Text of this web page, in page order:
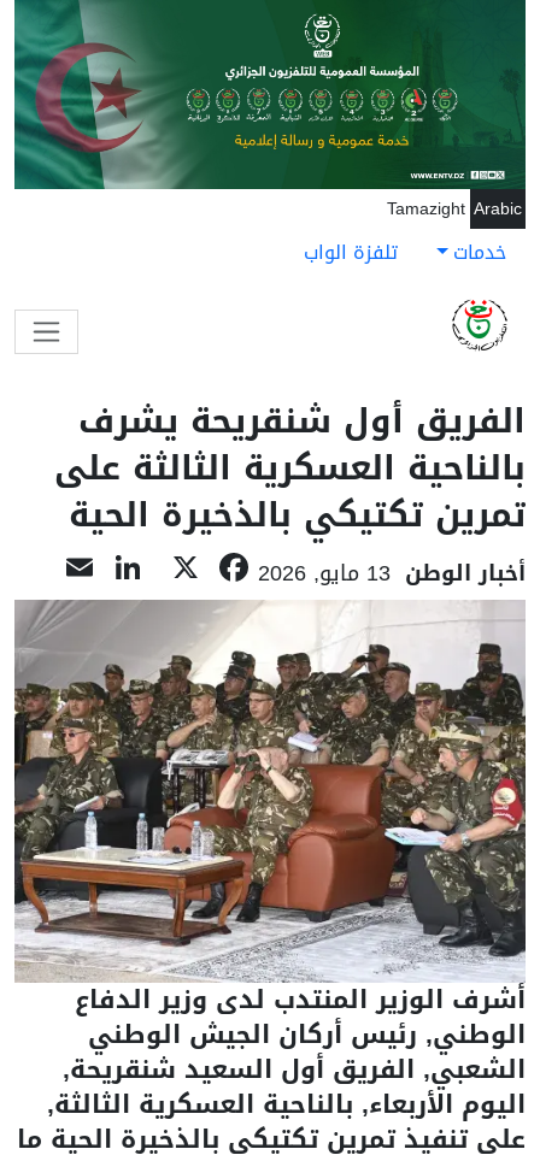
تجاوز إلى المحتوى الرئيسي
Arabic
Tamazight
خدمات تلفزة الواب
الفريق أول شنقريحة يشرف
بالناحية العسكرية الثالثة على
تمرين تكتيكي بالذخيرة الحية
أخبار الوطن 13 مايو, 2026 Facebook
أشرف الوزير المنتدب لدى وزير الدفاع
الوطني, رئيس أركان الجيش الوطني
الشعبي, الفريق أول السعيد شنقريحة,
اليوم الأربعاء, بالناحية العسكرية الثالثة,
على تنفيذ تمرين تكتيكي بالذخيرة الحية ما